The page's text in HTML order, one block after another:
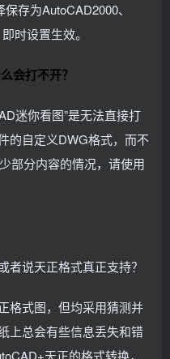
存为AutoCAD2000、
时设置生效。
会打不开？
迷你看图”是无法直接打
的自定义DWG格式，而不
部分内容的情况，请使用
者说天正格式真正支持？
格式图，但均采用猜测并
上总会有些信息丢失和错
天正的格式转换，